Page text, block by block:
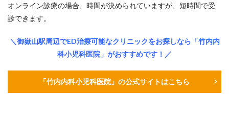
オンライン診療の場合、時間が決められていますが、短時間で受
診できます。
＼御嶽山駅周辺でED治療可能なクリニックをお探しなら「竹内内
科小児科医院」がおすすめです！／
「竹内内科小児科医院」の公式サイトはこちら